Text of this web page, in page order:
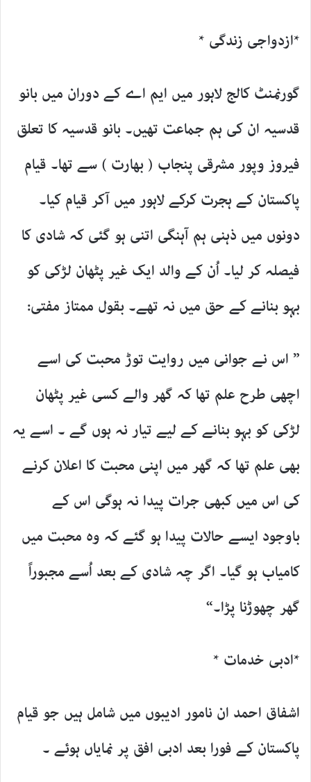
*ازدواجی زندگی *
گورنمنٹ کالج لاہور میں ایم اے کے دوران میں بانو
قدسیہ ان کی ہم جماعت تھیں۔ بانو قدسیہ کا تعلق
فیروز وپور مشرقی پنجاب ( بھارت ) سے تھا۔ قیام
پاکستان کے ہجرت کرکے لاہور میں آکر قیام کیا۔
دونوں میں ذہنی ہم آہنگی اتنی ہو گئی کہ شادی کا
فیصلہ کر لیا۔ اُن کے والد ایک غیر پٹھان لڑکی کو
بہو بنانے کے حق میں نہ تھے۔ بقول ممتاز مفتی:
” اس نے جوانی میں روایت توڑ محبت کی اسے
اچھی طرح علم تھا کہ گھر والے کسی غیر پٹھان
لڑکی کو بہو بنانے کے لیے تیار نہ ہوں گے ۔ اسے یہ
بھی علم تھا کہ گھر میں اپنی محبت کا اعلان کرنے
کی اس میں کبھی جرات پیدا نہ ہوگی اس کے
باوجود ایسے حالات پیدا ہو گئے کہ وہ محبت میں
کامیاب ہو گیا۔ اگر چہ شادی کے بعد اُسے مجبوراً
گھر چھوڑنا پڑا۔“
*ادبی خدمات *
اشفاق احمد ان نامور ادیبوں میں شامل ہیں جو قیام
پاکستان کے فورا بعد ادبی افق پر نمایاں ہوئے ۔